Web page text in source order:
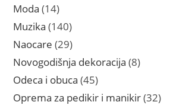
Moda 1414
proizvoda
Muzika 140140
proizvoda
Naocare 2929
proizvoda
Novogodišnja dekoracija 88
Odeca i obuca 4545
proizvoda
Oprema za pedikir i manikir 3232